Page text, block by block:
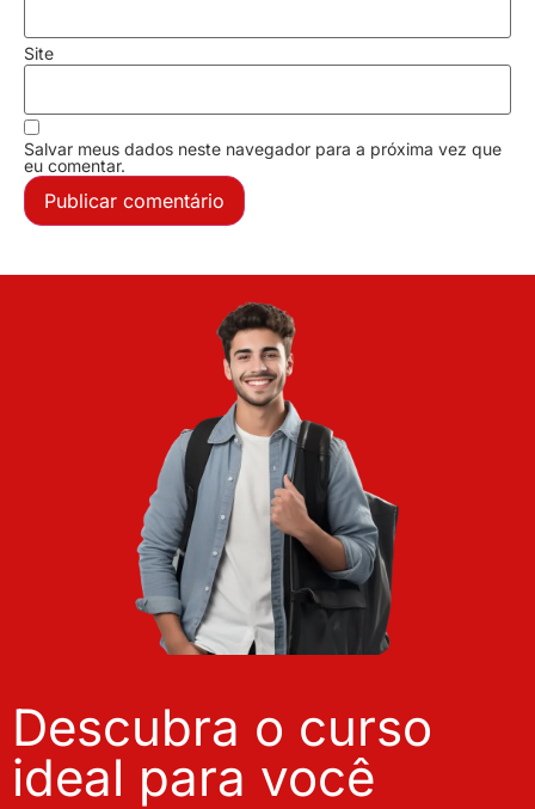
Site
Salvar meus dados neste navegador para a próxima vez que
eu comentar.
Descubra o curso
ideal para você